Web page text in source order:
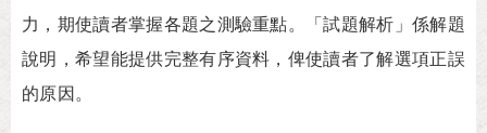
力，期使讀者掌握各題之測驗重點。「試題解析」係解題
說明，希望能提供完整有序資料，俾使讀者了解選項正誤
的原因。